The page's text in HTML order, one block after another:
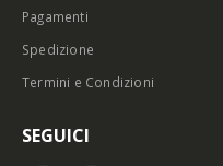
Pagamenti
Spedizione
Termini e Condizioni
SEGUICI